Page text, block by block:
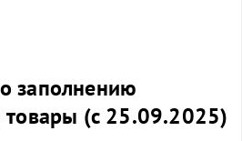
заполнению
товары (с 25.09.2025)